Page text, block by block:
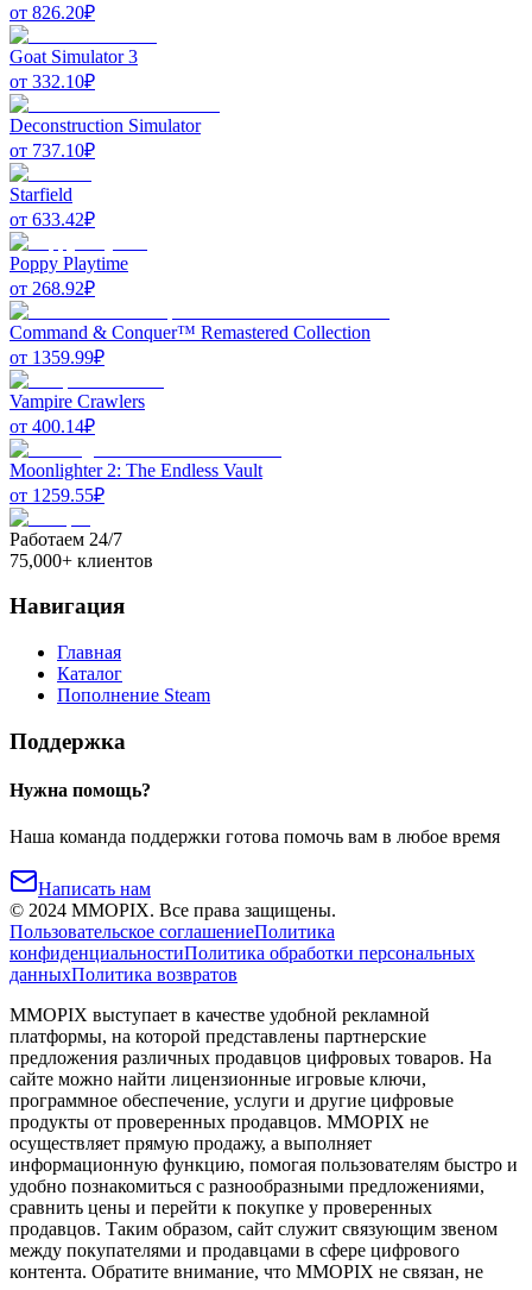
от 826.20₽
Goat Simulator 3
от 332.10₽
Deconstruction Simulator
от 737.10₽
Starfield
от 633.42₽
Poppy Playtime
от 268.92₽
Command & Conquer™ Remastered Collection
от 1359.99₽
Vampire Crawlers
от 400.14₽
Moonlighter 2: The Endless Vault
от 1259.55₽
Работаем 24/7
75,000+ клиентов
Навигация
Главная
Каталог
Пополнение Steam
Поддержка
Нужна помощь?
Наша команда поддержки готова помочь вам в любое время
Написать нам
© 2024 MMOPIX. Все права защищены.
Пользовательское соглашениеПолитика
конфиденциальностиПолитика обработки персональных
данныхПолитика возвратов
MMOPIX выступает в качестве удобной рекламной
платформы, на которой представлены партнерские
предложения различных продавцов цифровых товаров. На
сайте можно найти лицензионные игровые ключи,
программное обеспечение, услуги и другие цифровые
продукты от проверенных продавцов. MMOPIX не
осуществляет прямую продажу, а выполняет
информационную функцию, помогая пользователям быстро и
удобно познакомиться с разнообразными предложениями,
сравнить цены и перейти к покупке у проверенных
продавцов. Таким образом, сайт служит связующим звеном
между покупателями и продавцами в сфере цифрового
контента. Обратите внимание, что MMOPIX не связан, не